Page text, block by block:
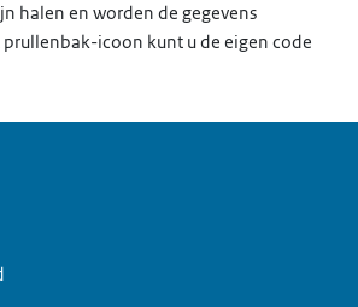
halen en worden de gegevens
icoon kunt u de eigen code